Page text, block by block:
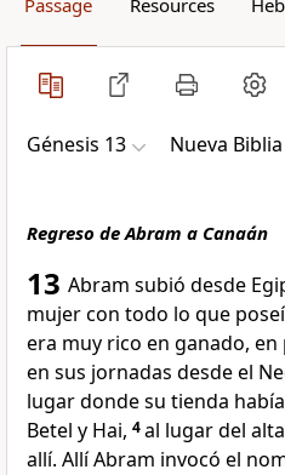
Passage Resources
Génesis 13 Nueva
Regreso de Abram a Canaán
13 Abram subió desde
mujer con todo lo que
era muy rico en ganado, en
en sus jornadas desde el
lugar donde su tienda
Betel y Hai, 4al lugar del
allí. Allí Abram invocó el